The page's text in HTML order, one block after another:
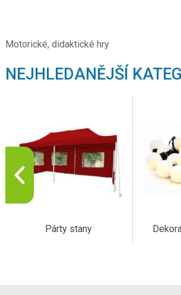
Motorické, didaktické hry
NEJHLEDANĚJŠÍ
Párty stany